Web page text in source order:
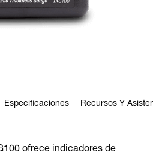
Especificaciones Recursos Y
ofrece indicadores de